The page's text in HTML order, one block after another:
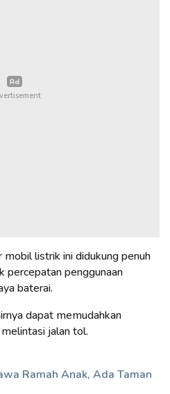
mobil listrik ini didukung penuh
percepatan penggunaan
baterai.
dapat memudahkan
jalan tol.
Ramah Anak, Ada Taman